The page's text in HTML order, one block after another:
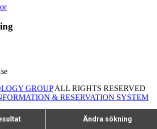
Ändra sökning
GROUPALL RIGHTS RESERVED
& RESERVATION SYSTEM